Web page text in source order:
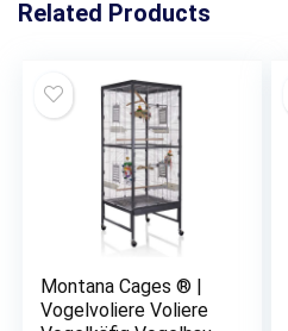
Related Products
Montana Cages ® |
Vogelvoliere Voliere